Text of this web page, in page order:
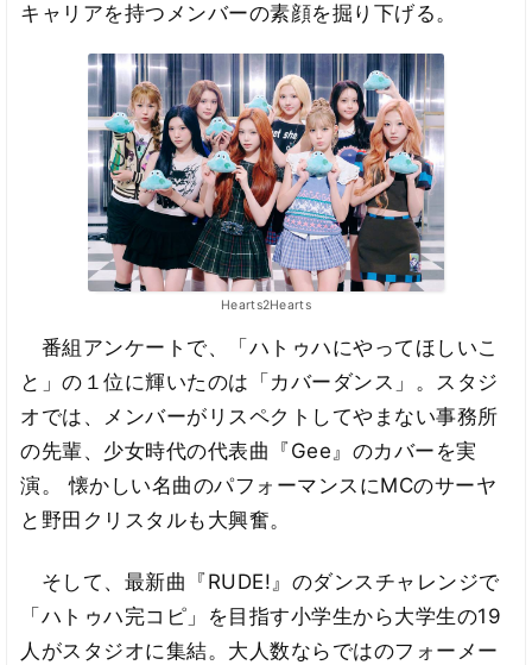
キャリアを持つメンバーの素顔を掘り下げる。
Hearts2Hearts
番組アンケートで、「ハトゥハにやってほしいこ
と」の１位に輝いたのは「カバーダンス」。スタジ
オでは、メンバーがリスペクトしてやまない事務所
の先輩、少女時代の代表曲『Gee』のカバーを実
演。 懐かしい名曲のパフォーマンスにMCのサーヤ
と野田クリスタルも大興奮。
そして、最新曲『RUDE!』のダンスチャレンジで
「ハトゥハ完コピ」を目指す小学生から大学生の19
人がスタジオに集結。大人数ならではのフォーメー